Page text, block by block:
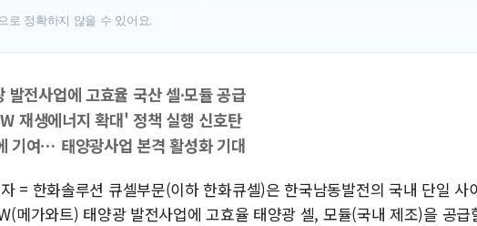
로 정확하지 않을 수 있어요.
전사업에 고효율 국산 셀∙모듈 공급
재생에너지 확대' 정책 실행 신호탄
기여⋯ 태양광사업 본격 활성화 기대
= 한화솔루션 큐셀부문(이하 한화큐셀)은 한국남동발전의 국내 단일 사
메가와트) 태양광 발전사업에 고효율 태양광 셀, 모듈(국내 제조)을 공급